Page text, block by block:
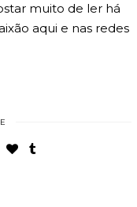
muito de ler há
aqui e nas redes